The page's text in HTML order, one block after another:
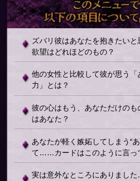
ズバリ彼はあなたを抱きたい
欲望はどれほどのもの？
他の女性と比較して彼が思う
力」とは？
彼の心はもう、あなただけの
はあなた？
あなたが軽く嫉妬してしまう“
て……カードはこのように言っ
実は意外なところにありまし